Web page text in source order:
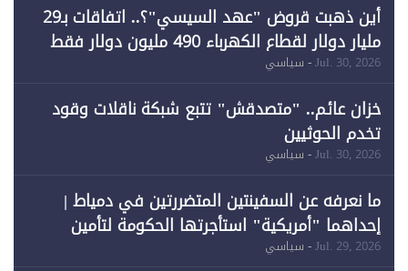
أين ذهبت قروض "عهد السيسي"؟.. اتفاقات بـ29
مليار دولار لقطاع الكهرباء 490 مليون دولار فقط
لـ"الطاقة المتجددة" (1)
Jul. 30, 2026- سياسي
خزان عائم.. "متصدقش" تتبع شبكة ناقلات وقود
تخدم الحوثيين
Jul. 30, 2026- سياسي
ما نعرفه عن السفينتين المتضررتين في دمياط |
إحداهما "أمريكية" استأجرتها الحكومة لتأمين
احتياجات الطاقة
Jul. 29, 2026- سياسي